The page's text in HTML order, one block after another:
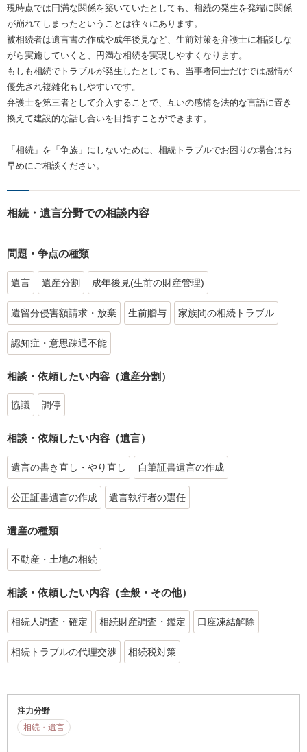
現時点では円満な関係を築いていたとしても、相続の発生を発端に関係
が崩れてしまったということは往々にあります。
被相続者は遺言書の作成や成年後見など、生前対策を弁護士に相談しな
がら実施していくと、円満な相続を実現しやすくなります。
もしも相続でトラブルが発生したとしても、当事者同士だけでは感情が
優先され複雑化もしやすいです。
弁護士を第三者として介入することで、互いの感情を法的な言語に置き
換えて建設的な話し合いを目指すことができます。
「相続」を「争族」にしないために、相続トラブルでお困りの場合はお
早めにご相談ください。
相続・遺言分野での相談内容
問題・争点の種類
遺言 遺産分割 成年後見(生前の財産管理)
遺留分侵害額請求・放棄 生前贈与 家族間の相続トラブル
認知症・意思疎通不能
相談・依頼したい内容（遺産分割）
協議 調停
相談・依頼したい内容（遺言）
遺言の書き直し・やり直し 自筆証書遺言の作成
公正証書遺言の作成 遺言執行者の選任
遺産の種類
不動産・土地の相続
相談・依頼したい内容（全般・その他）
相続人調査・確定 相続財産調査・鑑定 口座凍結解除
相続トラブルの代理交渉 相続税対策
注力分野
相続・遺言